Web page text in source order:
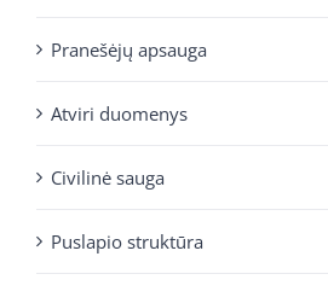
Pranešėjų apsauga
Atviri duomenys
Civilinė sauga
Puslapio struktūra